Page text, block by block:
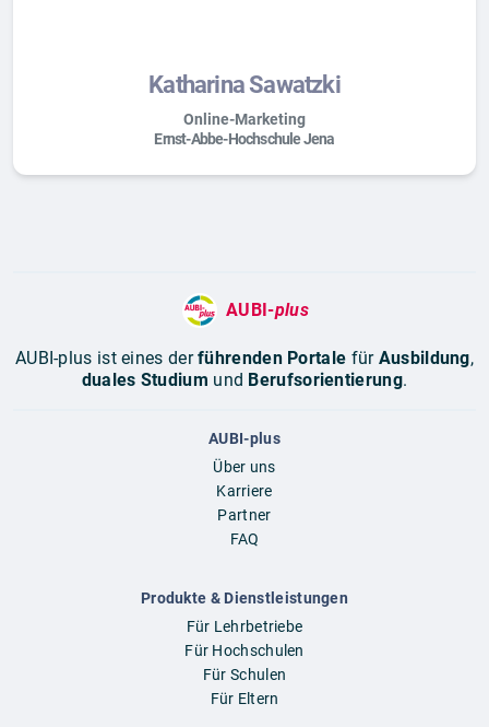
Katharina Sawatzki
Online-Marketing
Ernst-Abbe-Hochschule Jena
AUBI-plus
AUBI-plus ist eines derführenden Portale für Ausbildung,
duales Studium und Berufsorientierung.
AUBI-plus
Über uns
Karriere
Partner
FAQ
Produkte & Dienstleistungen
Für Lehrbetriebe
Für Hochschulen
Für Schulen
Für Eltern